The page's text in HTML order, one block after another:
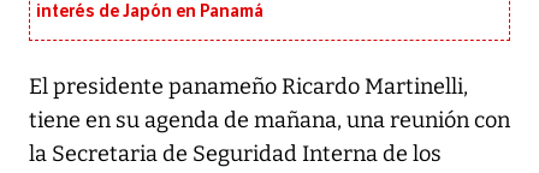
interés de Japón en Panamá
El presidente panameño Ricardo Martinelli,
tiene en su agenda de mañana, una reunión con
la Secretaria de Seguridad Interna de los